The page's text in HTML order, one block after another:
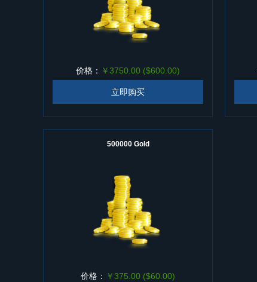
价格： ￥3750.00 ($600.00)
立即购买
500000 Gold
价格： ￥375.00 ($60.00)